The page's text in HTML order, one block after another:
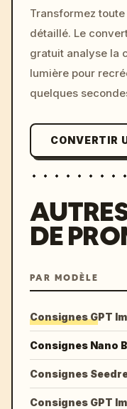
Transformez
détaillé. Le
gratuit analyse la
lumière pour
quelques
CONVERTIR
DE
PAR MODÈLE
Consignes GPT
Consignes Nano
Consignes
Consignes GPT